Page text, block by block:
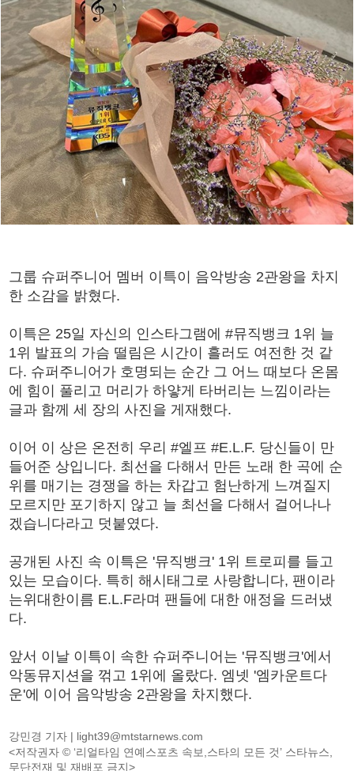
그룹 슈퍼주니어 멤버 이특이 음악방송 2관왕을 차지
한 소감을 밝혔다.
이특은 25일 자신의 인스타그램에 #뮤직뱅크 1위 늘
1위 발표의 가슴 떨림은 시간이 흘러도 여전한 것 같
다. 슈퍼주니어가 호명되는 순간 그 어느 때보다 온몸
에 힘이 풀리고 머리가 하얗게 타버리는 느낌이라는
글과 함께 세 장의 사진을 게재했다.
이어 이 상은 온전히 우리 #엘프 #E.L.F. 당신들이 만
들어준 상입니다. 최선을 다해서 만든 노래 한 곡에 순
위를 매기는 경쟁을 하는 차갑고 험난하게 느껴질지
모르지만 포기하지 않고 늘 최선을 다해서 걸어나나
겠습니다라고 덧붙였다.
공개된 사진 속 이특은 '뮤직뱅크' 1위 트로피를 들고
있는 모습이다. 특히 해시태그로 사랑합니다, 팬이라
는위대한이름 E.L.F라며 팬들에 대한 애정을 드러냈
다.
앞서 이날 이특이 속한 슈퍼주니어는 '뮤직뱅크'에서
악동뮤지션을 꺾고 1위에 올랐다. 엠넷 '엠카운트다
운'에 이어 음악방송 2관왕을 차지했다.
강민경 기자 | light39@mtstarnews.com
<저작권자 © ‘리얼타임 연예스포츠 속보,스타의 모든 것’ 스타뉴스,
무단전재 및 재배포 금지>